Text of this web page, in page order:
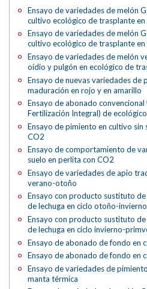
Ensayo de variedades de melón
cultivo ecológico de trasplante en
Ensayo de variedades de melón
cultivo ecológico de trasplante en
Ensayo de variedades de melón
oídio y pulgón en ecológico de
Ensayo de nuevas variedades de
maduración en rojo y en amarillo
Ensayo de abonado convencional
Fertilización Integral) de ecológico
Ensayo de pimiento en cultivo sin
CO2
Ensayo de comportamiento de
suelo en perlita con CO2
Ensayo de variedades de apio
verano-otoño
Ensayo con producto sustituto
de lechuga en ciclo otoño-invierno
Ensayo con producto sustituto
de lechuga en ciclo invierno-
Ensayo de abonado de fondo en
Ensayo de abonado de fondo en
Ensayo de variedades de
manta térmica